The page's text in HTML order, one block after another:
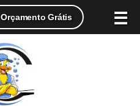
☰
Grátis